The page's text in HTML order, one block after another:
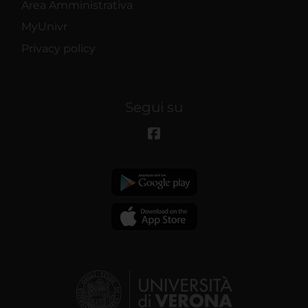
Area Amministrativa
MyUnivr
Privacy policy
Segui su